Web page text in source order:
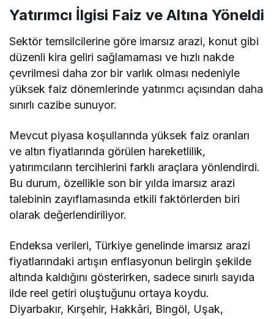
Yatırımcı İlgisi Faiz ve Altına Yöneldi
Sektör temsilcilerine göre imarsız arazi, konut gibi
düzenli kira geliri sağlamaması ve hızlı nakde
çevrilmesi daha zor bir varlık olması nedeniyle
yüksek faiz dönemlerinde yatırımcı açısından daha
sınırlı cazibe sunuyor.
Mevcut piyasa koşullarında yüksek faiz oranları
ve altın fiyatlarında görülen hareketlilik,
yatırımcıların tercihlerini farklı araçlara yönlendirdi.
Bu durum, özellikle son bir yılda imarsız arazi
talebinin zayıflamasında etkili faktörlerden biri
olarak değerlendiriliyor.
Endeksa verileri, Türkiye genelinde imarsız arazi
fiyatlarındaki artışın enflasyonun belirgin şekilde
altında kaldığını gösterirken, sadece sınırlı sayıda
ilde reel getiri oluştuğunu ortaya koydu.
Diyarbakır, Kırşehir, Hakkâri, Bingöl, Uşak,